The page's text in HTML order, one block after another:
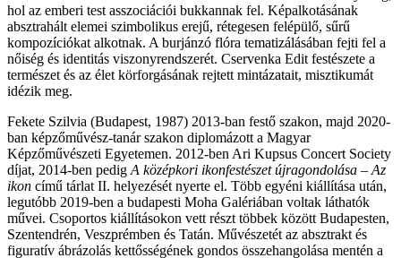
hol az emberi test asszociációi bukkannak fel. Képalkotásának
absztrahált elemei szimbolikus erejű, rétegesen felépülő, sűrű
kompozíciókat alkotnak. A burjánzó flóra tematizálásában fejti fel a
nőiség és identitás viszonyrendszerét. Cservenka Edit festészete a
természet és az élet körforgásának rejtett mintázatait, misztikumát
idézik meg.
Fekete Szilvia (Budapest, 1987) 2013-ban festő szakon, majd 2020-
ban képzőművész-tanár szakon diplomázott a Magyar
Képzőművészeti Egyetemen. 2012-ben Ari Kupsus Concert Society
díjat, 2014-ben pedig A középkori ikonfestészet újragondolása – Az
ikon című tárlat II. helyezését nyerte el. Több egyéni kiállítása után,
legutóbb 2019-ben a budapesti Moha Galériában voltak láthatók
művei. Csoportos kiállításokon vett részt többek között Budapesten,
Szentendrén, Veszprémben és Tatán. Művészetét az absztrakt és
figuratív ábrázolás kettősségének gondos összehangolása mentén a